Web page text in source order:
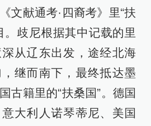
文献通考·四裔考》里“扶
。歧尼根据其中记载的里
从辽东出发，途经北海
继而南下，最终抵达墨
古籍里的“扶桑国”。德国
大利人诺琴蒂尼、美国